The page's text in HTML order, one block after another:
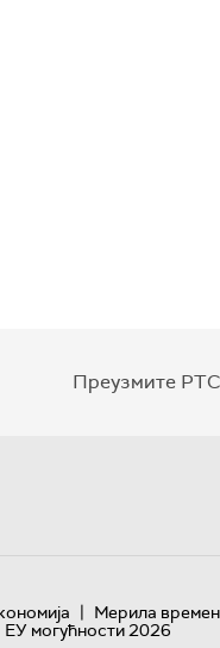
Преузмите
| Мерила
ЕУ могућности 2026